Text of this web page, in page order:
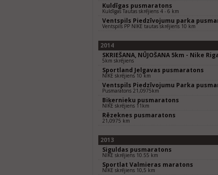
Kuldīgas pusmaratons
Kuldīgas Tautas skrējiens 4 - 6 km
Ventspils Piedzīvojumu parka
Ventspils PP NIKE tautas skrējiens 10 km
2014
SKRIEŠANA, NŪJOŠANA 5km - Nike
5km skrējiens
Sportland Jelgavas pusmaratons
NIKE skrējiens 10 km
Ventspils Piedzīvojumu Parka
Pusmaratons 21,0975km
Biķernieku pusmaratons
NIKE skrējiens 11km
Rēzeknes pusmaratons
21,0975 km
2013
Siguldas pusmaratons
NIKE skrējiens 10.55 km
Sportlat Valmieras maratons
NIKE skrējiens 10,5 km